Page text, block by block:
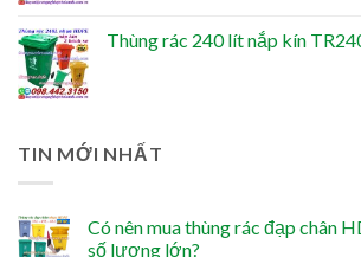
Thùng rác 240 lít nắp kín
TIN MỚI NHẤT
Có nên mua thùng rác đạp chân
số lượng lớn?